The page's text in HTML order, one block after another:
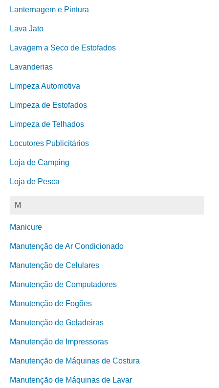
Lanternagem e Pintura
Lava Jato
Lavagem a Seco de Estofados
Lavanderias
Limpeza Automotiva
Limpeza de Estofados
Limpeza de Telhados
Locutores Publicitários
Loja de Camping
Loja de Pesca
M
Manicure
Manutenção de Ar Condicionado
Manutenção de Celulares
Manutenção de Computadores
Manutenção de Fogões
Manutenção de Geladeiras
Manutenção de Impressoras
Manutenção de Máquinas de Costura
Manutenção de Máquinas de Lavar